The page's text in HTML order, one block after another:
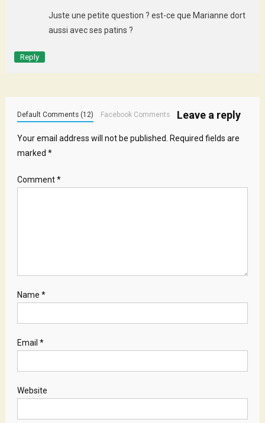
Juste une petite question ? est-ce que Marianne dort
aussi avec ses patins ?
Reply
Leave a reply
Default Comments (12) Facebook Comments
Your email address will not be published.
Required fields are
marked *
Comment*
Name *
Email *
Website